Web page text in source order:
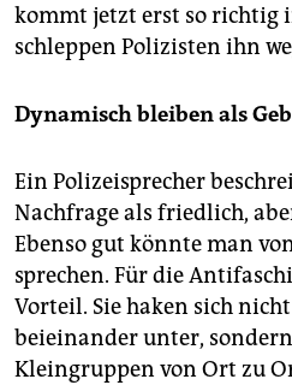
kommt jetzt erst so richtig
schleppen Polizisten ihn
Dynamisch bleiben als
Ein Polizeisprecher
Nachfrage als friedlich,
Ebenso gut könnte man
sprechen. Für die
Vorteil. Sie haken sich
beieinander unter,
Kleingruppen von Ort zu